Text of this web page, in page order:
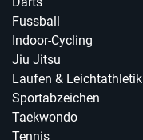
Fussball
Indoor-Cycling
Jiu Jitsu
Laufen & Leichtathletik
Sportabzeichen
Taekwondo
Tennis